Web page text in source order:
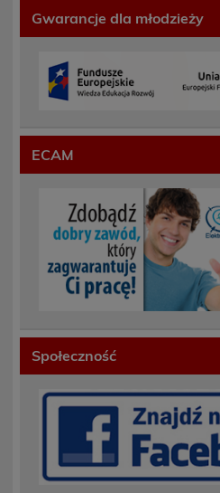
Gwarancje dla młodzieży
ECAM
Społeczność